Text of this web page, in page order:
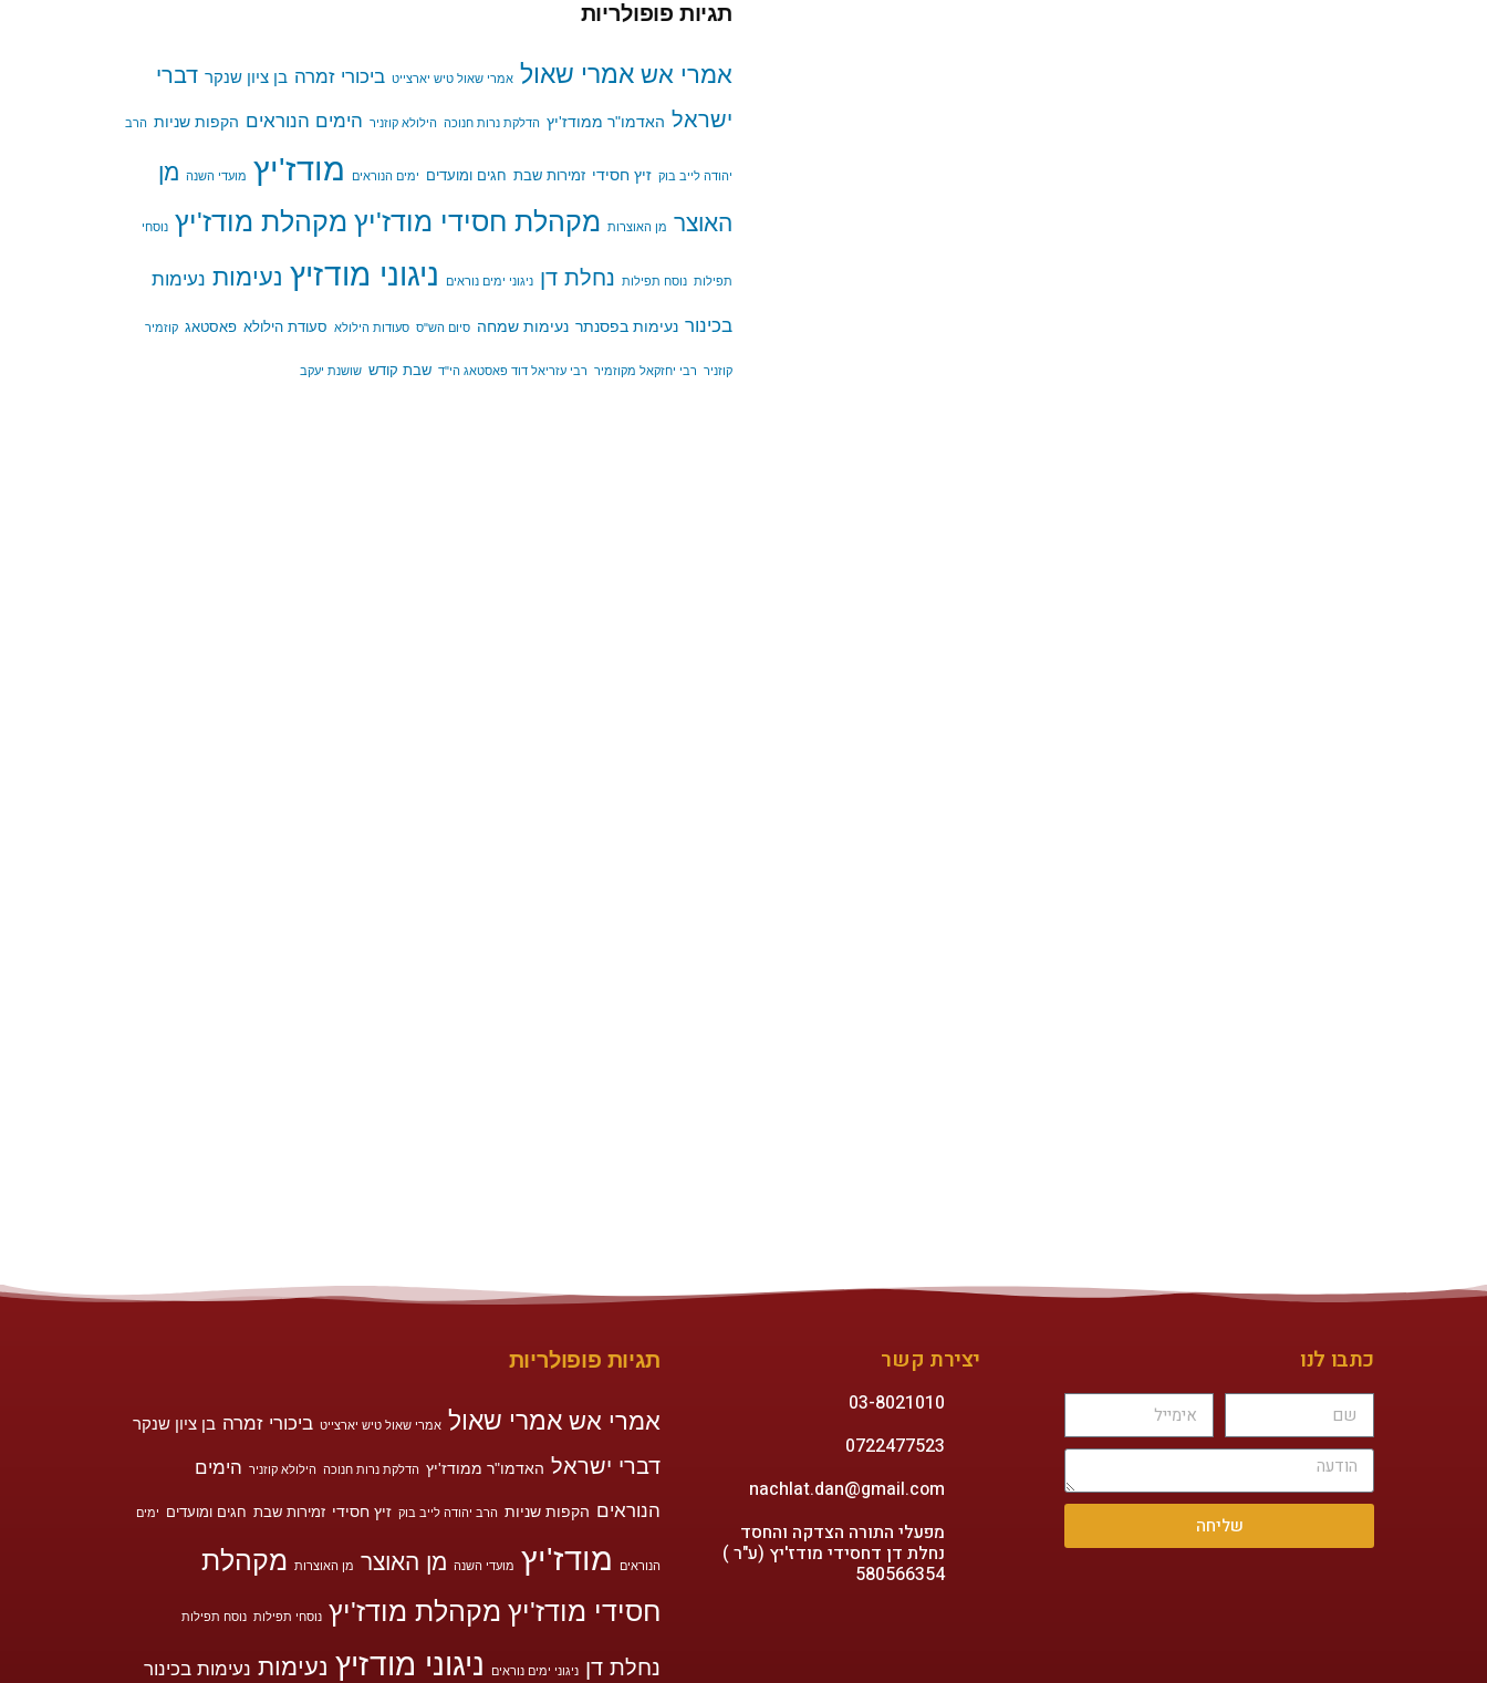
תגיות פופולריות
אמרי אש אמרי שאול אמרי שאול טיש יארצייט ביכורי זמרה בן ציון שנקר דברי
ישראל האדמו"ר ממודז'יץ הדלקת נרות חנוכה הילולא קוזניר הימים הנוראים הקפות שניות הרב
יהודה לייב בוק זיץ חסידי זמירות שבת חגים ומועדים ימים הנוראים מודז'יץ מועדי השנה מן
האוצר מן האוצרות מקהלת חסידי מודז'יץ מקהלת מודז'יץ נוסחי
תפילות נוסח תפילות נחלת דן ניגוני ימים נוראים ניגוני מודזיץ נעימות נעימות
בכינור נעימות בפסנתר נעימות שמחה סיום הש"ס סעודות הילולא סעודת הילולא פאסטאג קוזמיר
קוזניר רבי יחזקאל מקוזמיר רבי עזריאל דוד פאסטאג הי"ד שבת קודש שושנת יעקב
כתבו לנו
שליחה
יצירת קשר
03-8021010
0722477523
nachlat.dan@gmail.com
מפעלי התורה הצדקה והחסד
נחלת דן דחסידי מודז'יץ (ע"ר )
580566354
תגיות פופולריות
אמרי אש אמרי שאול אמרי שאול טיש יארצייט ביכורי זמרה בן ציון שנקר
דברי ישראל האדמו"ר ממודז'יץ הדלקת נרות חנוכה הילולא קוזניר הימים
הנוראים הקפות שניות הרב יהודה לייב בוק זיץ חסידי זמירות שבת חגים ומועדים ימים
הנוראים מודז'יץ מועדי השנה מן האוצר מן האוצרות מקהלת
חסידי מודז'יץ מקהלת מודז'יץ נוסחי תפילות נוסח תפילות
נחלת דן ניגוני ימים נוראים ניגוני מודזיץ נעימות נעימות בכינור